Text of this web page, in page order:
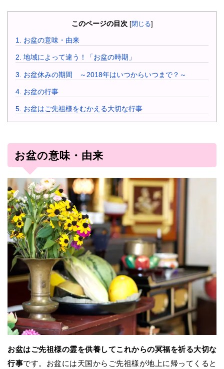
このページの目次 [閉じる]
1. お盆の意味・由来
2. 地域によって違う！「お盆の時期」
3. お盆休みの期間 ～2018年はいつからいつまで？～
4. お盆の行事
5. お盆はご先祖様をむかえる大切な行事
お盆の意味・由来
お盆はご先祖様の霊を供養してこれからの冥福を祈る大切な
行事です。お盆には天国からご先祖様が地上に帰ってくると